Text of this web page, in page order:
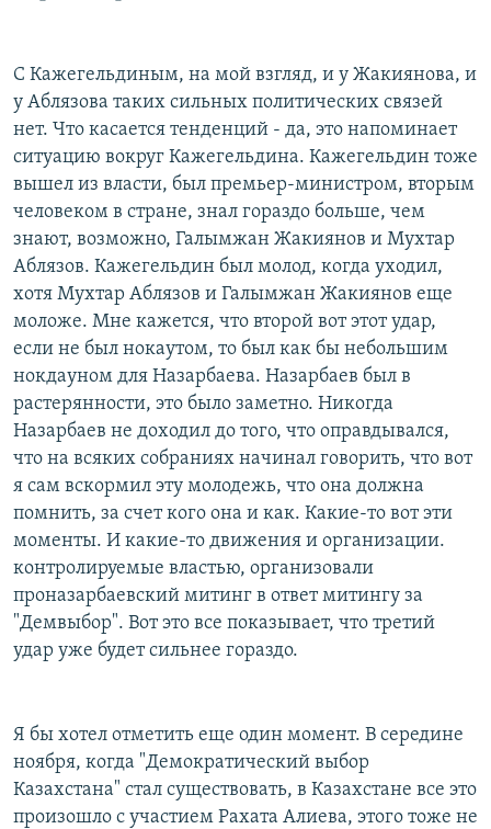
С Кажегельдиным, на мой взгляд, и у Жакиянова, и
у Аблязова таких сильных политических связей
нет. Что касается тенденций - да, это напоминает
ситуацию вокруг Кажегельдина. Кажегельдин тоже
вышел из власти, был премьер-министром, вторым
человеком в стране, знал гораздо больше, чем
знают, возможно, Галымжан Жакиянов и Мухтар
Аблязов. Кажегельдин был молод, когда уходил,
хотя Мухтар Аблязов и Галымжан Жакиянов еще
моложе. Мне кажется, что второй вот этот удар,
если не был нокаутом, то был как бы небольшим
нокдауном для Назарбаева. Назарбаев был в
растерянности, это было заметно. Никогда
Назарбаев не доходил до того, что оправдывался,
что на всяких собраниях начинал говорить, что вот
я сам вскормил эту молодежь, что она должна
помнить, за счет кого она и как. Какие-то вот эти
моменты. И какие-то движения и организации.
контролируемые властью, организовали
проназарбаевский митинг в ответ митингу за
"Демвыбор". Вот это все показывает, что третий
удар уже будет сильнее гораздо.
Я бы хотел отметить еще один момент. В середине
ноября, когда "Демократический выбор
Казахстана" стал существовать, в Казахстане все это
произошло с участием Рахата Алиева, этого тоже не